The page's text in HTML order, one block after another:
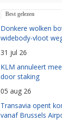
Best gelezen
Donkere wolken
widebody-vloot
31 jul 26
KLM annuleert
door staking
05 aug 26
Transavia opent
vanaf Brussels